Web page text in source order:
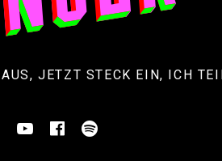
JETZT STECK EIN, ICH
INSTAGRAM!
YOUTUBE!FACEBOOK!